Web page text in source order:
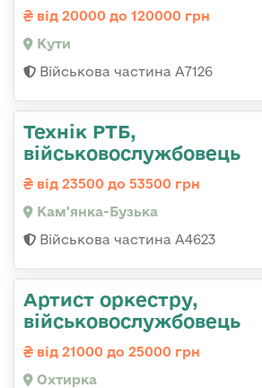
від 20000 до 120000 грн
Кути
Військова частина А7126
Технік РТБ,
військовослужбовець
від 23500 до 53500 грн
Кам'янка-Бузька
Військова частина А4623
Артист оркестру,
військовослужбовець
від 21000 до 25000 грн
Охтирка